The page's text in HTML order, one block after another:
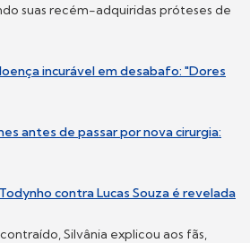
suas recém-adquiridas próteses de
incurável em desabafo: "Dores
antes de passar por nova cirurgia:
contra Lucas Souza é revelada
Silvânia explicou aos fãs,